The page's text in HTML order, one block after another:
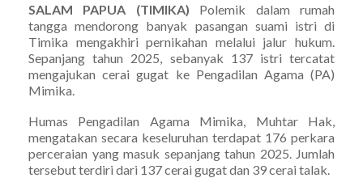
SALAM PAPUA (TIMIKA) Polemik dalam rumah
tangga mendorong banyak pasangan suami istri di
Timika mengakhiri pernikahan melalui jalur hukum.
Sepanjang tahun 2025, sebanyak 137 istri tercatat
mengajukan cerai gugat ke Pengadilan Agama (PA)
Mimika.
Humas Pengadilan Agama Mimika, Muhtar Hak,
mengatakan secara keseluruhan terdapat 176 perkara
perceraian yang masuk sepanjang tahun 2025. Jumlah
tersebut terdiri dari 137 cerai gugat dan 39 cerai talak.